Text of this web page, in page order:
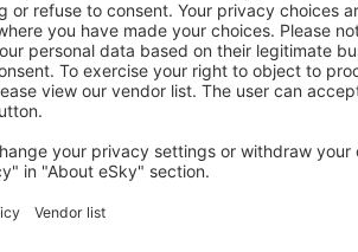
Bridlington, 07 august 2026, 2 nopți
BRIDLINGTON